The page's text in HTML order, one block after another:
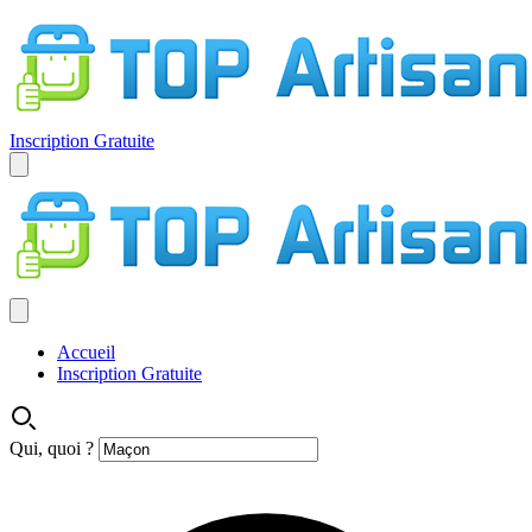
Inscription Gratuite
Accueil
Inscription Gratuite
Qui, quoi ?